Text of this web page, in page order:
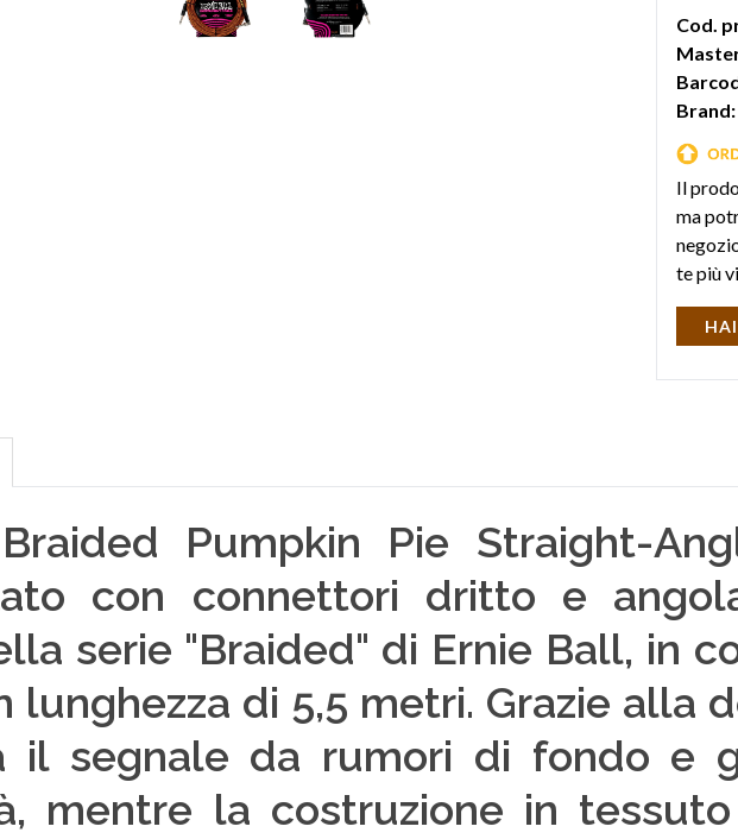
Cod.
Brand:
Il
ma
te più
Pumpkin Pie Straight-
con connettori dritto e
serie "Braided" di Ernie Ball, in
lunghezza di 5,5 metri. Grazie alla
il segnale da rumori di fondo e
mentre la costruzione in